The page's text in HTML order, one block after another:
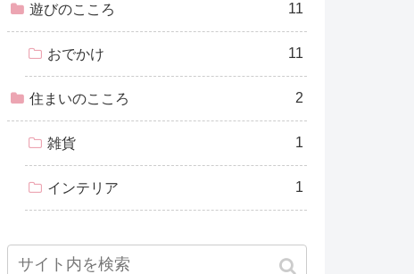
遊びのこころ 11
おでかけ 11
住まいのこころ 2
雑貨 1
インテリア 1